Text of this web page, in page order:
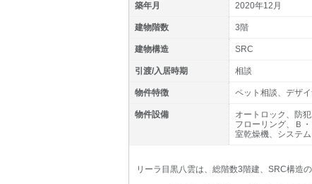
築年月 2020年12月
建物階数 3階
建物構造 SRC
引渡/入居時期 相談
物件特徴 ペット相談、デザ
物件設備
オートロック、防
フローリング、Ｂ
室乾燥機、システ
リーラ目黒八雲は、総階数3階建、SRC構造